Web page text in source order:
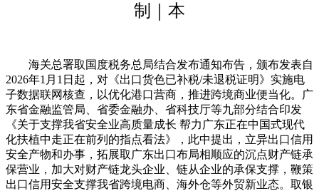
制｜本
海关总署取国度税务总局结合发布通知布告，颁布发表自
2026年1月1日起，对《出口货色已补税/未退税证明》实施电
子数据联网核查，以优化港口营商，推进跨境商业便当化。广
东省金融监管局、省委金融办、省科技厅等九部分结合印发
《关于支撑我省安全业高质量成长 帮力广东正在中国式现代
化扶植中走正在前列的指点看法》，此中提出，立异出口信用
安全产物和办事，拓展取广东出口布局相顺应的沉点财产链承
保营业，加大对财产链龙头企业、链从企业的承保支撑，鞭策
出口信用安全支撑我省跨境电商、海外仓等外贸新业态。取银